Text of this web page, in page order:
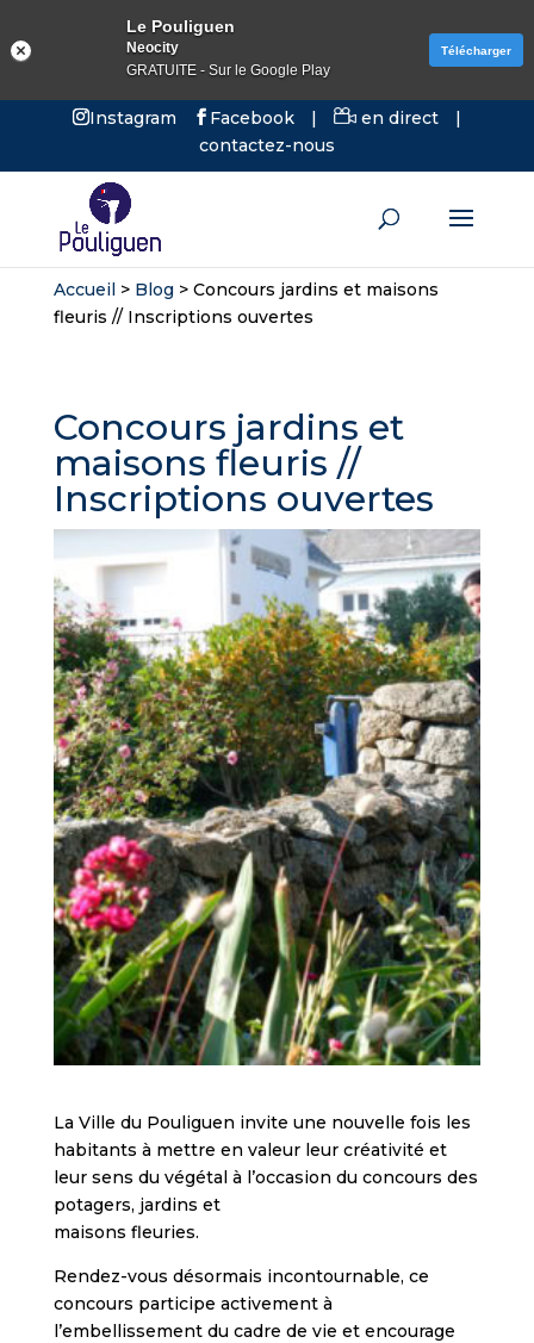
Instagram Facebook | en direct
|
contactez-nous
Accueil> Blog > Concours jardins et maisons
fleuris // Inscriptions ouvertes
Concours jardins et
maisons fleuris //
Inscriptions ouvertes
La Ville du Pouliguen invite une nouvelle fois les
habitants à mettre en valeur leur créativité et
leur sens du végétal à l’occasion du concours des
potagers, jardins et
maisons fleuries.
Rendez-vous désormais incontournable, ce
concours participe activement à
l’embellissement du cadre de vie et encourage
Le Pouliguen
Neocity
GRATUITE - Sur le Google Play
Télécharger